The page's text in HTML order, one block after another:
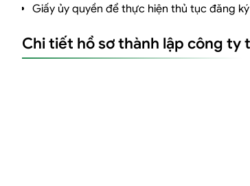
Giấy ủy quyền để thực hiện thủ tục đăng
Chi tiết hồ sơ thành lập công ty